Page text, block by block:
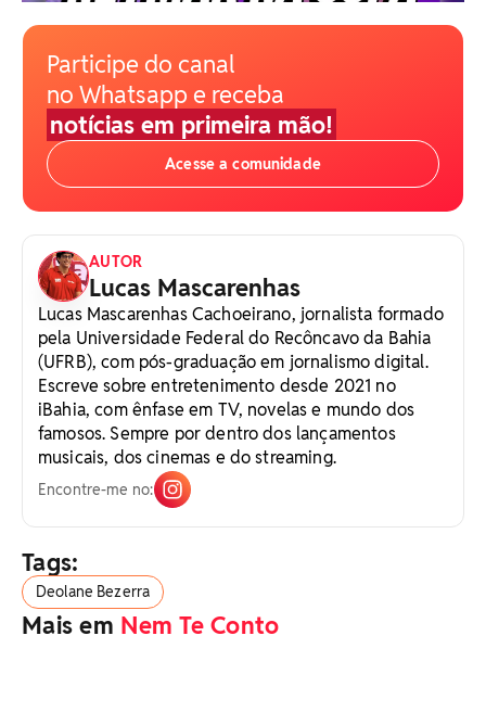
Participe do canal
no Whatsapp e receba
notícias em primeira mão!
Acesse a comunidade
AUTOR
Lucas Mascarenhas
Lucas Mascarenhas Cachoeirano, jornalista formado
pela Universidade Federal do Recôncavo da Bahia
(UFRB), com pós-graduação em jornalismo digital.
Escreve sobre entretenimento desde 2021 no
iBahia, com ênfase em TV, novelas e mundo dos
famosos. Sempre por dentro dos lançamentos
musicais, dos cinemas e do streaming.
Encontre-me no:
Tags:
Deolane Bezerra
Mais em Nem Te Conto